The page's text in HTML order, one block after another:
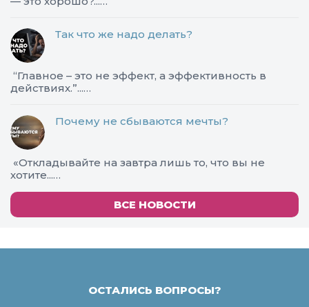
Так что же надо делать?
​“Главное – это не эффект, а эффективность в
действиях.”...…
Почему не сбываются мечты?
«Откладывайте на завтра лишь то, что вы не
хотите...…
ВСЕ НОВОСТИ
ОСТАЛИСЬ ВОПРОСЫ?